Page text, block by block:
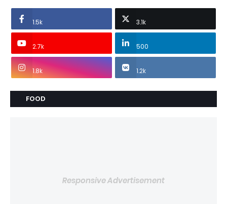
1.5k 3.1k
2.7k 500
1.8k 1.2k
FOOD
Responsive Advertisement